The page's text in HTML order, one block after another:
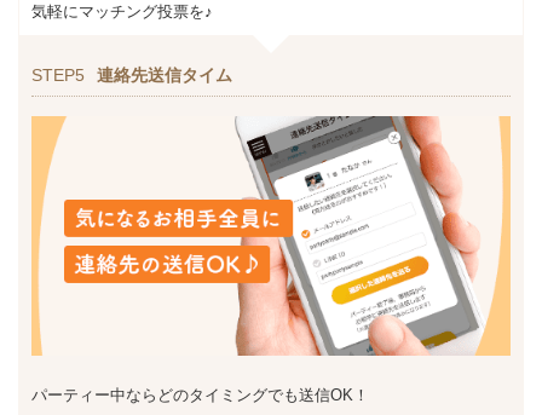
気軽にマッチング投票を♪
STEP5 連絡先送信タイム
パーティー中ならどのタイミングでも送信OK！